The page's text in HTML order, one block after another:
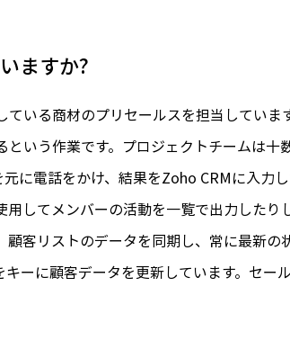
ますか?
いる商材のプリセールスを担当してい
いう作業です。プロジェクトチームは
に電話をかけ、結果をZoho CRMに入力
してメンバーの活動を一覧で出力した
客リストのデータを同期し、常に最新の
ーに顧客データを更新しています。セー